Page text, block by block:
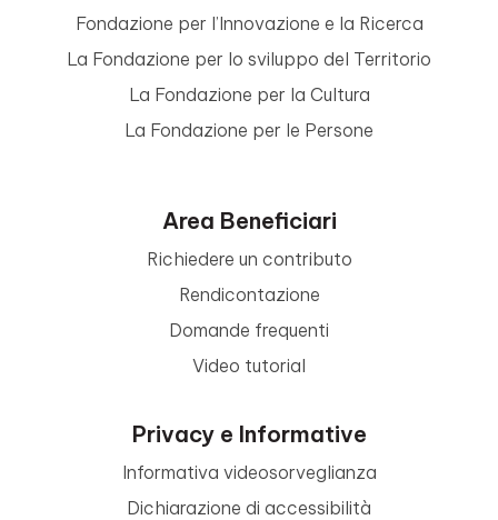
Fondazione per l’Innovazione e la Ricerca
La Fondazione per lo sviluppo del Territorio
La Fondazione per la Cultura
La Fondazione per le Persone
Area Beneficiari
Richiedere un contributo
Rendicontazione
Domande frequenti
Video tutorial
Privacy e Informative
Informativa videosorveglianza
Dichiarazione di accessibilità